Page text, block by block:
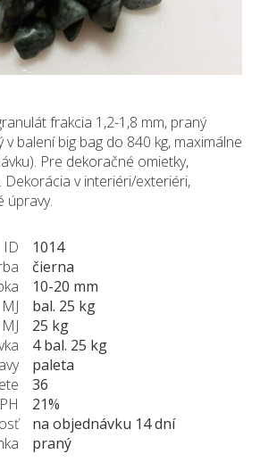
frakcia 1,2-1,8 mm, praný
v balení big bag do 840 kg, maximálne
Pre dekoračné omietky,
Dekorácia v interiéri/exteriéri,
úpravy.
ID
1014
čierna
10-20 mm
MJ
bal. 25 kg
25 kg
4 bal. 25 kg
paleta
36
21%
na objednávku 14 dní
praný